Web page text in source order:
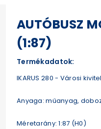
AUTÓBUSZ
(1:87)
Termékadatok:
IKARUS 280 - Városi
Anyaga: műanyag,
Méretarány: 1:87 (H0)